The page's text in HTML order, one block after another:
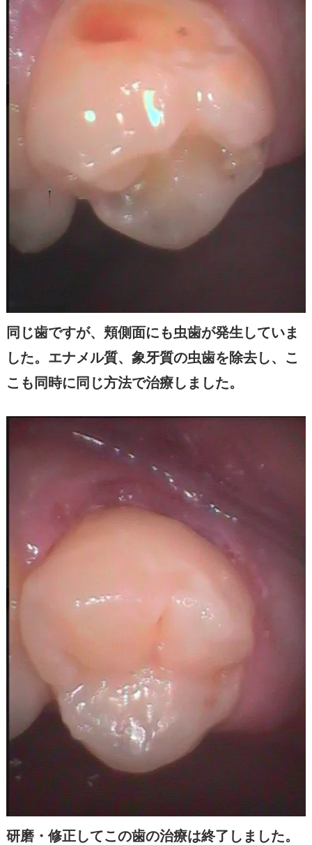
同じ歯ですが、頬側面にも虫歯が発生していま
した。エナメル質、象牙質の虫歯を除去し、こ
こも同時に同じ方法で治療しました。
研磨・修正してこの歯の治療は終了しました。